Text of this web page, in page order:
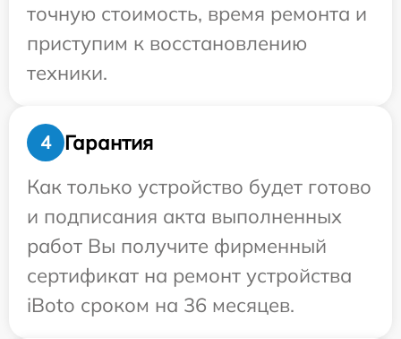
точную стоимость, время ремонта и
приступим к восстановлению
техники.
4
Гарантия
Как только устройство будет готово
и подписания акта выполненных
работ Вы получите фирменный
сертификат на ремонт устройства
iBoto сроком на 36 месяцев.